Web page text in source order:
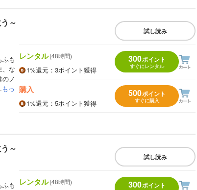
～
も
な
ノ
もっ
試し読み
レンタル(48時間)
1%還元 ：3ポイント獲得
300ポイント
すぐにレンタル
購入
1%還元 ：5ポイント獲得
500ポイント
すぐに購入
～
も
試し読み
レンタル(48時間) 300ポイント